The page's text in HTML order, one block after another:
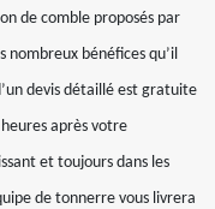
de comble proposés par
nombreux bénéfices qu’il
devis détaillé est gratuite
après votre
et toujours dans les
de tonnerre vous livrera